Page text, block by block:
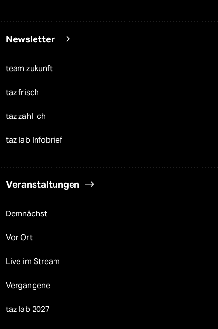
Newsletter
team zukunft
taz frisch
taz zahl ich
taz lab Infobrief
Veranstaltungen
Demnächst
Vor Ort
Live im Stream
Vergangene
taz lab 2027